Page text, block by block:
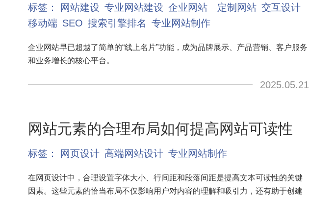
标签： 网站建设 专业网站建设 企业网站 定制网站 交互设计
移动端 SEO 搜索引擎排名 专业网站制作
企业网站早已超越了简单的“线上名片”功能，成为品牌展示、产品营销、客户服务
和业务增长的核心平台。
2025.05.21
网站元素的合理布局如何提高网站可读性
标签： 网页设计 高端网站设计 专业网站制作
在网页设计中，合理设置字体大小、行间距和段落间距是提高文本可读性的关键
因素。这些元素的恰当布局不仅影响用户对内容的理解和吸引力，还有助于创建